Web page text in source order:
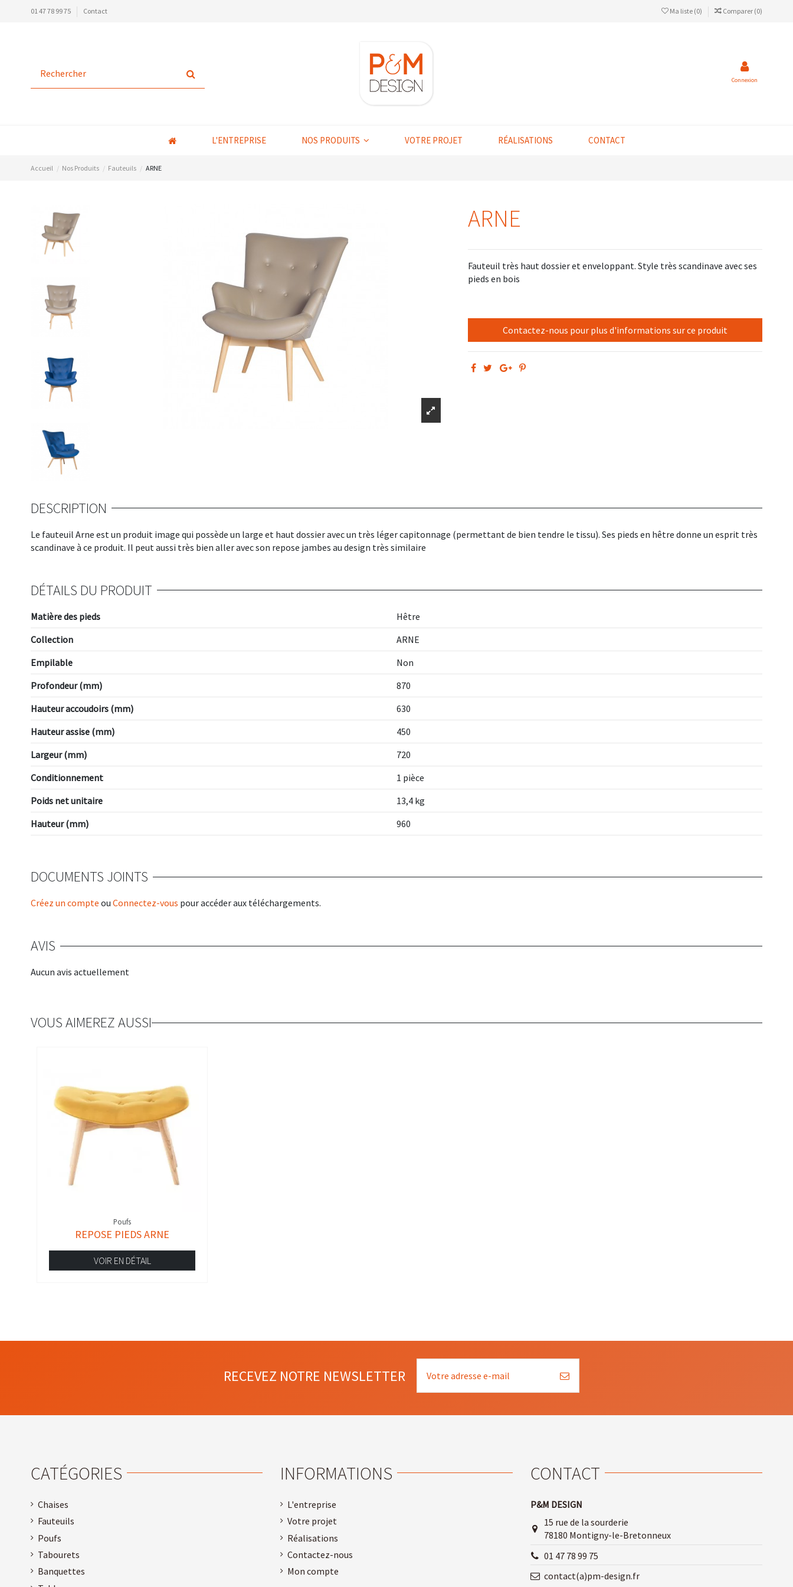
01 47 78 99 75 Contact Ma liste (0) Comparer (0)
Connexion
L'ENTREPRISE NOS PRODUITS VOTRE PROJET RÉALISATIONS CONTACT
Accueil Nos Produits Fauteuils ARNE
ARNE
Fauteuil très haut dossier et enveloppant. Style très scandinave avec ses
pieds en bois
Contactez-nous pour plus d'informations sur ce produit
DESCRIPTION
Le fauteuil Arne est un produit image qui possède un large et haut dossier avec un très léger capitonnage (permettant de bien tendre le tissu). Ses pieds en hêtre donne un esprit très
scandinave à ce produit. Il peut aussi très bien aller avec son repose jambes au design très similaire
DÉTAILS DU PRODUIT
Matière des pieds
Hêtre
Collection
ARNE
Empilable
Non
Profondeur (mm)
870
Hauteur accoudoirs (mm)
630
Hauteur assise (mm)
450
Largeur (mm)
720
Conditionnement
1 pièce
Poids net unitaire
13,4 kg
Hauteur (mm)
960
DOCUMENTS JOINTS
Créez un compte ou Connectez-vous pour accéder aux téléchargements.
AVIS
Aucun avis actuellement
VOUS AIMEREZ AUSSI
Poufs
REPOSE PIEDS ARNE
VOIR EN DÉTAIL
RECEVEZ NOTRE NEWSLETTER
CATÉGORIES
Chaises
Fauteuils
Poufs
Tabourets
Banquettes
INFORMATIONS
L'entreprise
Votre projet
Réalisations
Contactez-nous
Mon compte
CONTACT
P&M DESIGN
15 rue de la sourderie
78180 Montigny-le-Bretonneux
01 47 78 99 75
contact(a)pm-design.fr